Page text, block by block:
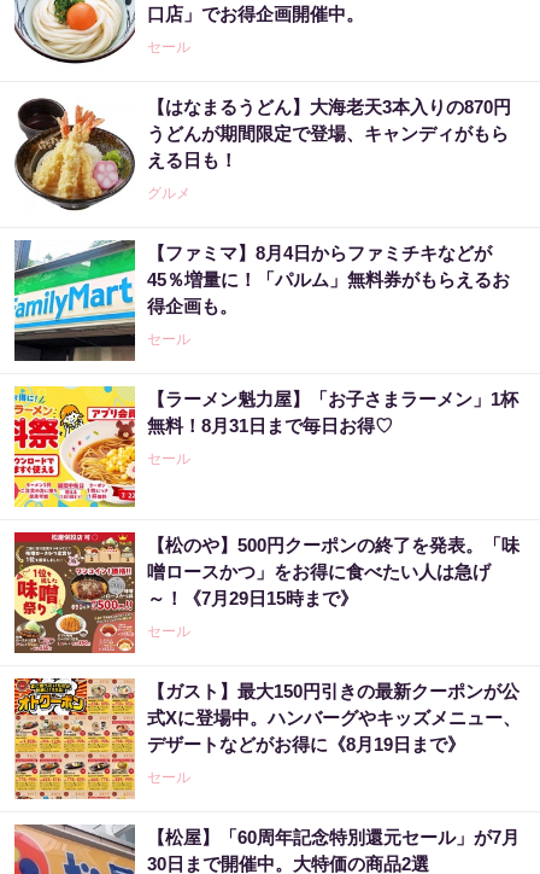
口店」でお得企画開催中。
セール
【はなまるうどん】大海老天3本入りの870円
うどんが期間限定で登場、キャンディがもら
える日も！
グルメ
【ファミマ】8月4日からファミチキなどが
45％増量に！「パルム」無料券がもらえるお
得企画も。
セール
【ラーメン魁力屋】「お子さまラーメン」1杯
無料！8月31日まで毎日お得♡
セール
【松のや】500円クーポンの終了を発表。「味
噌ロースかつ」をお得に食べたい人は急げ
～！《7月29日15時まで》
セール
【ガスト】最大150円引きの最新クーポンが公
式Xに登場中。ハンバーグやキッズメニュー、
デザートなどがお得に《8月19日まで》
セール
【松屋】「60周年記念特別還元セール」が7月
30日まで開催中。大特価の商品2選